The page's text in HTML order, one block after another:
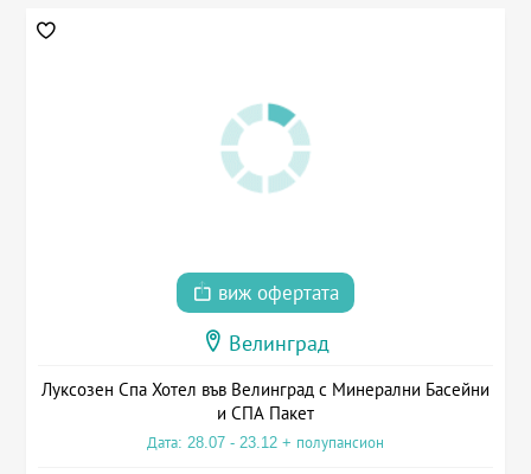
виж офертата
Велинград
Луксозен Спа Хотел във Велинград с Минерални Басейни
и СПА Пакет
Дата: 28.07 - 23.12 + полупансион